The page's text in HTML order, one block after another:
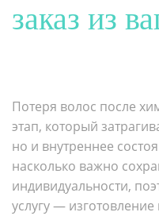
заказ из
Потеря волос после
этап, который
но и внутреннее
насколько важно
индивидуальности,
услугу —